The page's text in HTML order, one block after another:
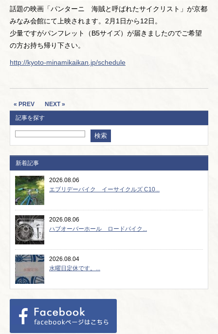
話題の映画「パンターニ 海賊と呼ばれたサイクリスト」が京都
みなみ会館にて上映されます。2月1日から12日。
少量ですがパンフレット（B5サイズ）が届きましたのでご希望
の方お持ち帰り下さい。
http://kyoto-minamikaikan.jp/schedule
« PREV
NEXT »
記事を探す
新着記事
2026.08.06
エブリデーバイク イーサイクルズ C10...
2026.08.06
ハブオーバーホール ロードバイク...
2026.08.04
水曜日定休です。...